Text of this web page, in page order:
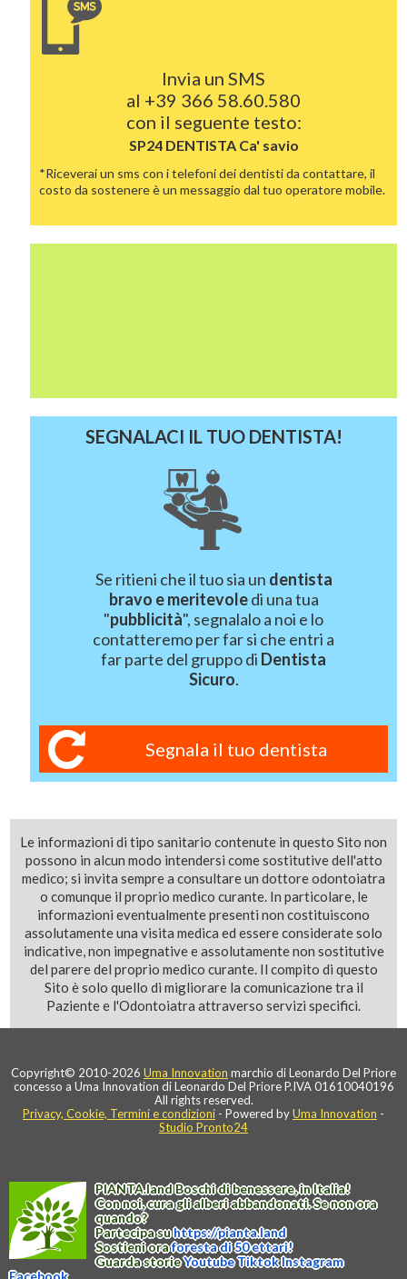
Invia un SMS
al +39 366 58.60.580
con il seguente testo:
SP24 DENTISTA Ca' savio
*Riceverai un sms con i telefoni dei dentisti da contattare, il
costo da sostenere è un messaggio dal tuo operatore mobile.
SEGNALACI IL TUO DENTISTA!
Se ritieni che il tuo sia un dentista
bravo e meritevoledi una tua
"pubblicità", segnalalo a noi e lo
contatteremo per far si che entri a
far parte del gruppo di Dentista
Sicuro.
Segnala il tuo dentista
Le informazioni di tipo sanitario contenute in questo Sito non
possono in alcun modo intendersi come sostitutive dell'atto
medico; si invita sempre a consultare un dottore odontoiatra
o comunque il proprio medico curante. In particolare, le
informazioni eventualmente presenti non costituiscono
assolutamente una visita medica ed essere considerate solo
indicative, non impegnative e assolutamente non sostitutive
del parere del proprio medico curante. Il compito di questo
Sito è solo quello di migliorare la comunicazione tra il
Paziente e l'Odontoiatra attraverso servizi specifici.
Copyright© 2010-2026 Uma Innovation marchio di Leonardo Del Priore
concesso a Uma Innovation di Leonardo Del Priore P.IVA 01610040196
All rights reserved.
Privacy, Cookie, Termini e condizioni - Powered byUma Innovation -
Studio Pronto24
PIANTA.landBoschi di benessere, in Italia!
Con noi, cura gli alberi abbandonati. Se non ora
quando?
Partecipa suhttps://pianta.land
Sostieni oraforesta di 50 ettari!
Guarda storieYoutubeTiktokInstagram
Facebook